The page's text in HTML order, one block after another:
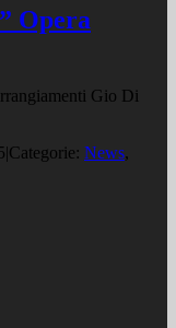
Opera
Gio Di
|Categorie: News,